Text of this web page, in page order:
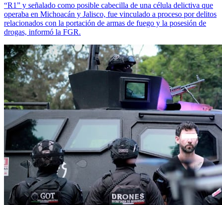
“R1” y señalado como posible cabecilla de una célula delictiva que
operaba en Michoacán y Jalisco, fue vinculado a proceso por delitos
relacionados con la portación de armas de fuego y la posesión de
drogas, informó la FGR.